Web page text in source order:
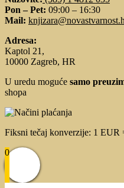
Pon – Pet: 09:00 – 16:30
Mail:
Adresa:
Kaptol 21,
10000 Zagreb, HR
U uredu moguće samo
shopa
Fiksni tečaj konverzije: 1 EUR
0